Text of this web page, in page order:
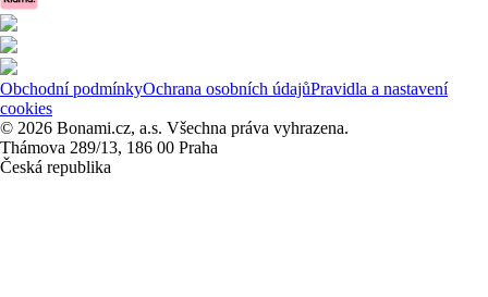
Obchodní podmínkyOchrana osobních údajůPravidla a nastavení
cookies
© 2026 Bonami.cz, a.s. Všechna práva vyhrazena.
Thámova 289/13, 186 00 Praha
Česká republika